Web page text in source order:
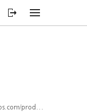
isin/CH1564668692